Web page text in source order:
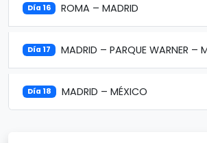
Día 16 ROMA – MADRID
Día 17 MADRID – PARQUE WARNER –
Día 18 MADRID – MÉXICO